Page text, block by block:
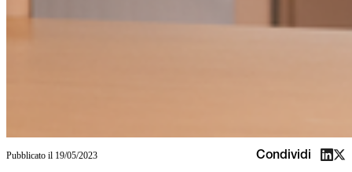
Pubblicato il 19/05/2023 Condividi